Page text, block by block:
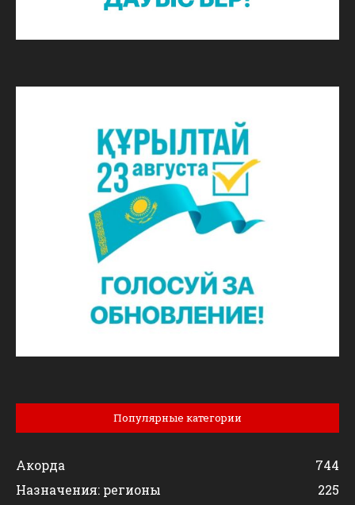
Популярные категории
Акорда
744
Назначения: регионы
225